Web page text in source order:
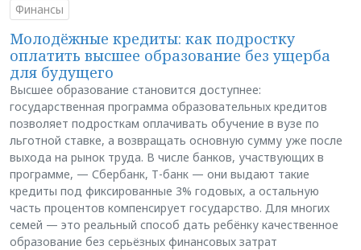
Финансы
Молодёжные кредиты: как подростку
оплатить высшее образование без ущерба
для будущего
Высшее образование становится доступнее:
государственная программа образовательных кредитов
позволяет подросткам оплачивать обучение в вузе по
льготной ставке, а возвращать основную сумму уже после
выхода на рынок труда. В числе банков, участвующих в
программе, — Сбербанк, Т-банк — они выдают такие
кредиты под фиксированные 3% годовых, а остальную
часть процентов компенсирует государство. Для многих
семей — это реальный способ дать ребёнку качественное
образование без серьёзных финансовых затрат